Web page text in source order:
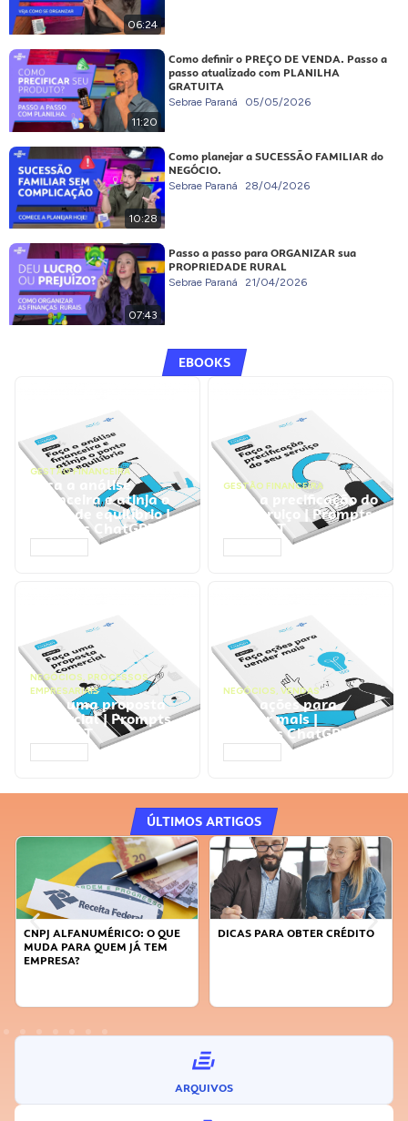
06:24
11:20
Como definir o PREÇO DE VENDA. Passo a
passo atualizado com PLANILHA
GRATUITA
Sebrae Paraná 05/05/2026
10:28
Como planejar a SUCESSÃO FAMILIAR do
NEGÓCIO.
Sebrae Paraná 28/04/2026
07:43
Passo a passo para ORGANIZAR sua
PROPRIEDADE RURAL
Sebrae Paraná 21/04/2026
EBOOKS
GESTÃO FINANCEIRA
Faça a análise
financeira e atinja o
ponto de equilíbrio |
Prompts ChatGPT
GESTÃO FINANCEIRA
Faça a precificação do
seu serviço | Prompts
ChatGPT
NEGÓCIOS, PROCESSOS
EMPRESARIAIS
Faça uma proposta
comercial | Prompts
ChatGPT
NEGÓCIOS, VENDAS
Faça ações para
vender mais |
Prompts ChatGPT
ÚLTIMOS ARTIGOS
CNPJ ALFANUMÉRICO: O QUE
MUDA PARA QUEM JÁ TEM
EMPRESA?
DICAS PARA OBTER CRÉDITO
ARQUIVOS